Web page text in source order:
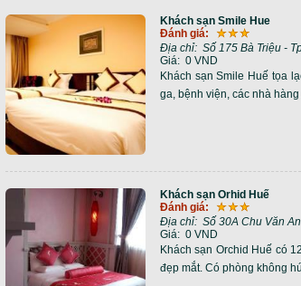
Khách sạn Smile Hue
Đánh giá:
Địa chỉ: Số 175 Bà Triệu -
Giá: 0 VND
Khách sạn Smile Huế tọa
ga, bệnh viện, các nhà
Khách sạn Orhid Huế
Đánh giá:
Địa chỉ: Số 30A Chu Văn
Giá: 0 VND
Khách sạn Orchid Huế có
đẹp mắt. Có phòng không